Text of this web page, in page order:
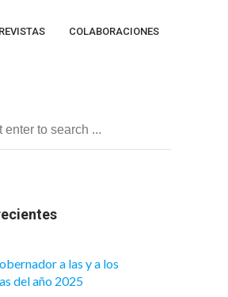
COLABORACIONES
a las y a los
del año 2025